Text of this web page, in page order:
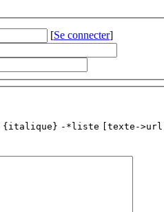
[Se connecter]
{italique} -*liste [texte->url]